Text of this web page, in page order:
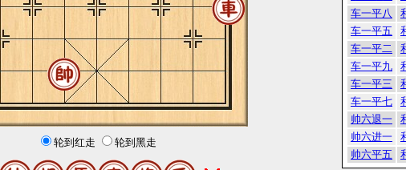
轮到红走 轮到黑走
车一平八
车一平五
车一平二
车一平九
车一平三
车一平七
帅六退一
帅六进一
帅六平五